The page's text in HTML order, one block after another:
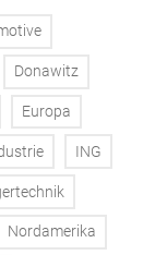
Donawitz
Europa
ING
Nordamerika